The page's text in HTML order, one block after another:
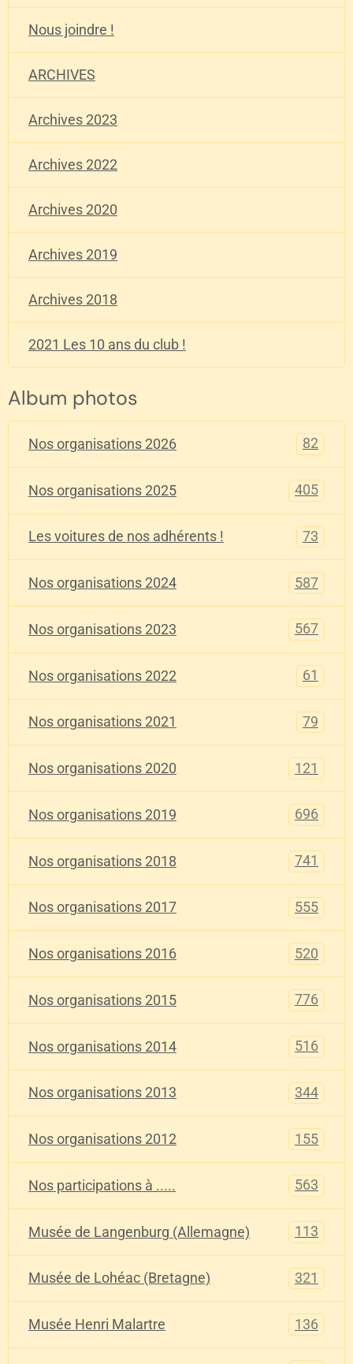
Nous joindre !
ARCHIVES
Archives 2023
Archives 2022
Archives 2020
Archives 2019
Archives 2018
2021 Les 10 ans du club !
Album photos
Nos organisations 2026 82
Nos organisations 2025 405
Les voitures de nos adhérents ! 73
Nos organisations 2024 587
Nos organisations 2023 567
Nos organisations 2022 61
Nos organisations 2021 79
Nos organisations 2020 121
Nos organisations 2019 696
Nos organisations 2018 741
Nos organisations 2017 555
Nos organisations 2016 520
Nos organisations 2015 776
Nos organisations 2014 516
Nos organisations 2013 344
Nos organisations 2012 155
Nos participations à ..... 563
Musée de Langenburg (Allemagne) 113
Musée de Lohéac (Bretagne) 321
Musée Henri Malartre 136